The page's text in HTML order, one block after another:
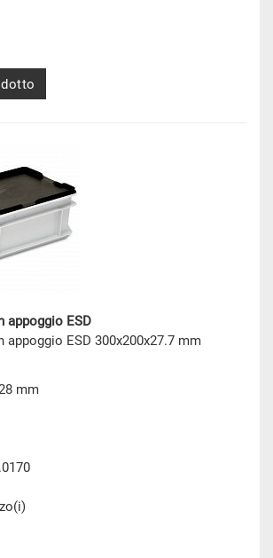
appoggio ESD
appoggio ESD 300x200x27.7 mm
mm